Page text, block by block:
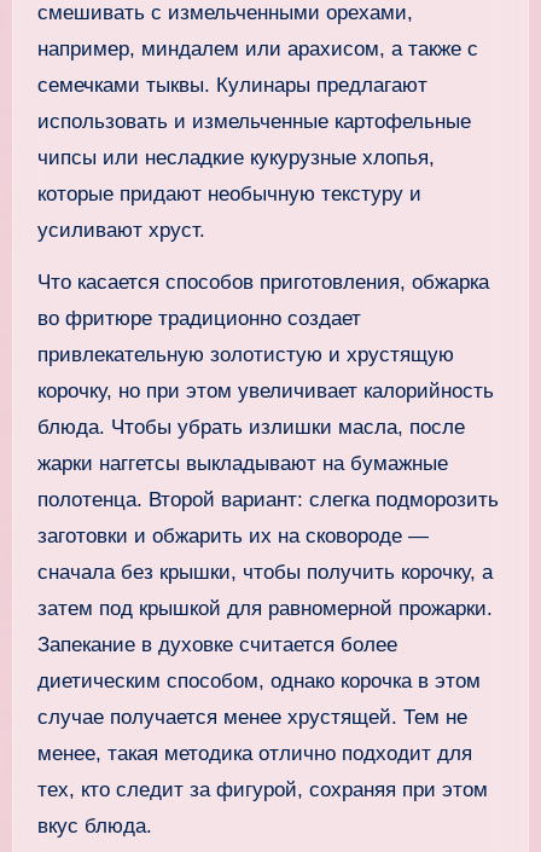
смешивать с измельченными орехами,
например, миндалем или арахисом, а также с
семечками тыквы. Кулинары предлагают
использовать и измельченные картофельные
чипсы или несладкие кукурузные хлопья,
которые придают необычную текстуру и
усиливают хруст.
Что касается способов приготовления, обжарка
во фритюре традиционно создает
привлекательную золотистую и хрустящую
корочку, но при этом увеличивает калорийность
блюда. Чтобы убрать излишки масла, после
жарки наггетсы выкладывают на бумажные
полотенца. Второй вариант: слегка подморозить
заготовки и обжарить их на сковороде —
сначала без крышки, чтобы получить корочку, а
затем под крышкой для равномерной прожарки.
Запекание в духовке считается более
диетическим способом, однако корочка в этом
случае получается менее хрустящей. Тем не
менее, такая методика отлично подходит для
тех, кто следит за фигурой, сохраняя при этом
вкус блюда.